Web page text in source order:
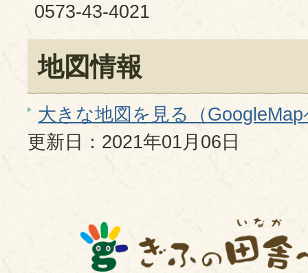
0573-43-4021
地図情報
大きな地図を見る（
更新日：2021年01月06日